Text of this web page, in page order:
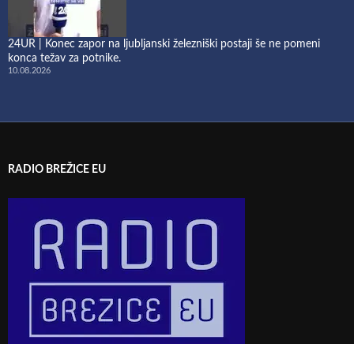
24UR | Konec zapor na ljubljanski železniški postaji še ne pomeni
konca težav za potnike.
10.08.2026
RADIO BREŽICE EU